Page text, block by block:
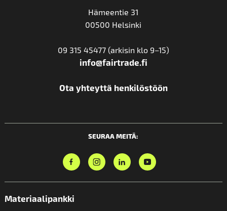
Hämeentie 31
00500 Helsinki
09 315 45477 (arkisin klo 9–15)
info@fairtrade.fi
Ota yhteyttä henkilöstöön
SEURAA MEITÄ:
Materiaalipankki